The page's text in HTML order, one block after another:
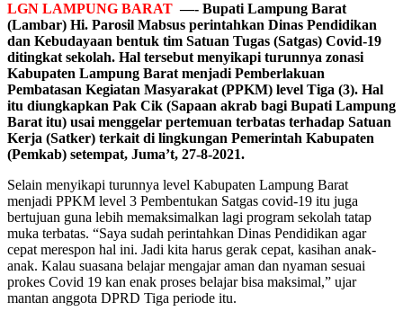
LGN LAMPUNG BARAT —- Bupati Lampung Barat
(Lambar) Hi. Parosil Mabsus perintahkan Dinas Pendidikan
dan Kebudayaan bentuk tim Satuan Tugas (Satgas) Covid-19
ditingkat sekolah. Hal tersebut menyikapi turunnya zonasi
Kabupaten Lampung Barat menjadi Pemberlakuan
Pembatasan Kegiatan Masyarakat (PPKM) level Tiga (3). Hal
itu diungkapkan Pak Cik (Sapaan akrab bagi Bupati Lampung
Barat itu) usai menggelar pertemuan terbatas terhadap Satuan
Kerja (Satker) terkait di lingkungan Pemerintah Kabupaten
(Pemkab) setempat, Juma’t, 27-8-2021.
Selain menyikapi turunnya level Kabupaten Lampung Barat
menjadi PPKM level 3 Pembentukan Satgas covid-19 itu juga
bertujuan guna lebih memaksimalkan lagi program sekolah tatap
muka terbatas. “Saya sudah perintahkan Dinas Pendidikan agar
cepat merespon hal ini. Jadi kita harus gerak cepat, kasihan anak-
anak. Kalau suasana belajar mengajar aman dan nyaman sesuai
prokes Covid 19 kan enak proses belajar bisa maksimal,” ujar
mantan anggota DPRD Tiga periode itu.